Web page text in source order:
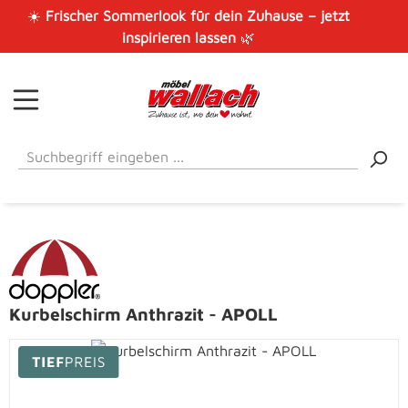
Zum Hauptinhalt springen
☀️ Frischer Sommerlook für dein Zuhause – jetzt
inspirieren lassen🌿
Bildergalerie überspringen
Kurbelschirm Anthrazit - APOLL